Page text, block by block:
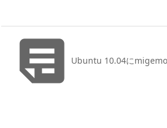
Ubuntu 10.04に